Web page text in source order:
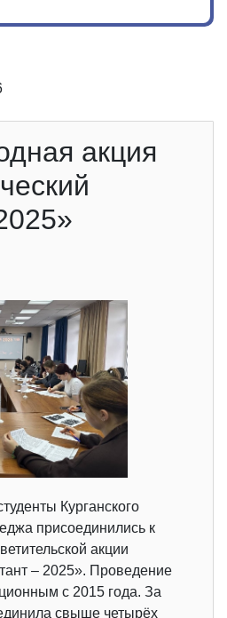
акция
Курганского
присоединились к
акции
– 2025». Проведение
с 2015 года. За
свыше четырёх